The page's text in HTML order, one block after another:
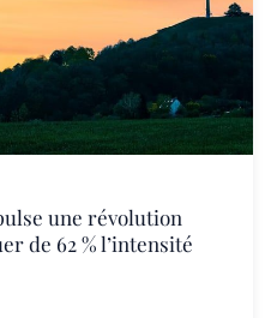
une révolution
de 62 % l’intensité